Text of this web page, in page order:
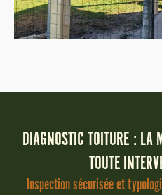
DIAGNOSTIC TOITURE : LA
TOUTE
Inspection sécurisée et